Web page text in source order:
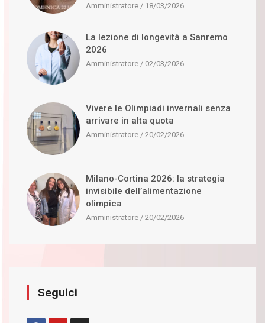
Amministratore 18/03/2026
La lezione di longevità a Sanremo
2026
Amministratore 02/03/2026
Vivere le Olimpiadi invernali senza
arrivare in alta quota
Amministratore 20/02/2026
Milano-Cortina 2026: la strategia
invisibile dell’alimentazione
olimpica
Amministratore 20/02/2026
Seguici